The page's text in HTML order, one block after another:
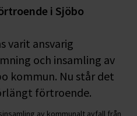
i Sjöbo
varit ansvarig
och insamling av
kommun. Nu står det
förtroende.
av kommunalt avfall från